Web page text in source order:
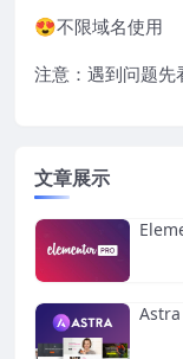
😍不限域名使
注意：遇到问题先
文章展示